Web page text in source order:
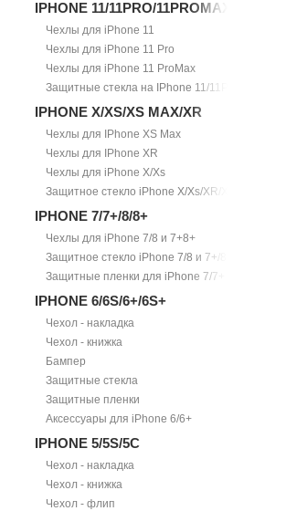
IPHONE 11/11PRO/11PROMAX
Чехлы для iPhone 11
Чехлы для iPhone 11 Pro
Чехлы для iPhone 11 ProMax
Защитные стекла на IPhone 11/11Pro/11ProMax
IPHONE X/XS/XS MAX/XR
Чехлы для IPhone XS Max
Чехлы для IPhone XR
Чехлы для iPhone X/Xs
Защитное стекло iPhone X/Xs/XR/Xs Max
IPHONE 7/7+/8/8+
Чехлы для iPhone 7/8 и 7+8+
Защитное стекло iPhone 7/8 и 7+/8+
Защитные пленки для iPhone 7/7+
IPHONE 6/6S/6+/6S+
Чехол - накладка
Чехол - книжка
Бампер
Защитные стекла
Защитные пленки
Аксессуары для iPhone 6/6+
IPHONE 5/5S/5С
Чехол - накладка
Чехол - книжка
Чехол - флип